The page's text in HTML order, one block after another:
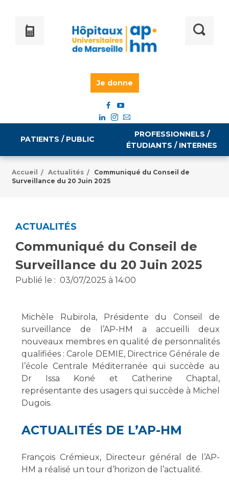
Je donne
PATIENTS / PUBLIC
Tarifs
Vous accompagnez, vous rendez visite à un patient
Vous allez être hospitalisé(e)
Vous avez un examen d'imagerie ou de radiologie
à réaliser
Vous venez en consultation
myaphm, votre espace santé en ligne
Infos COVID-19
Vivre ensemble à l'hôpital
Culture à l'hôpital
Les associations
Salon des familles
PROFESSIONNELS /
ÉTUDIANTS / INTERNES
Emploi / formation
Emplois paramédicaux
Emplois administratifs
Emplois médicaux
Emplois techniques et médico-techniques
Emplois divers
Emplois socio-éducatifs
Statuts
Stages paramédicaux
Les structures de recherche
Accueil / Actualités /
Communiqué du Conseil de
Surveillance du 20 Juin 2025
ACTUALITÉS
Communiqué du Conseil de
Surveillance du 20 Juin 2025
Publié le : 03/07/2025 à 14:00
Michèle Rubirola, Présidente du Conseil de
surveillance de l’AP-HM a accueilli deux
nouveaux membres en qualité de personnalités
qualifiées : Carole DEMIE, Directrice Générale de
l’école Centrale Méditerranée qui succède au
Dr Issa Koné et Catherine Chaptal,
représentante des usagers qui succède à Michel
Dugois.
ACTUALITÉS DE L’AP-HM
François Crémieux, Directeur général de l’AP-
HM a réalisé un tour d’horizon de l’actualité.